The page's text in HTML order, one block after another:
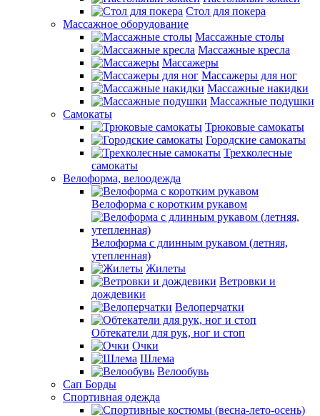
Стол для покера
Массажное оборудование
Массажные столы
Массажные кресла
Массажеры
Массажеры для ног
Массажные накидки
Массажные подушки
Самокаты
Трюковые самокаты
Городские самокаты
Трехколесные
самокаты
Велоформа, велоодежда
Велоформа с коротким рукавом
Велоформа с длинным рукавом (летняя,
утепленная)
Жилеты
Ветровки и
дождевики
Велоперчатки
Обтекатели для рук, ног и стоп
Очки
Шлема
Велообувь
Сап Борды
Спортивная одежда